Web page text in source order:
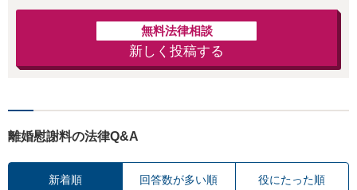
無料法律相談
新しく投稿する
離婚慰謝料の法律Q&A
新着順 回答数が多い順 役にたった順